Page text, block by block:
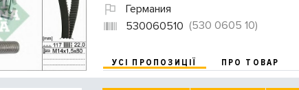
Германия
530060510 (530 0605 10)
УСІ ПРОПОЗИЦІЇ ПРО ТОВАР